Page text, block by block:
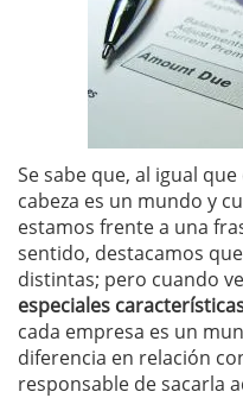
Se sabe que, al igual
cabeza es un mundo y
estamos frente a una
sentido, destacamos
distintas; pero cuando
especiales
cada empresa es un
diferencia en relación
responsable de sacarla